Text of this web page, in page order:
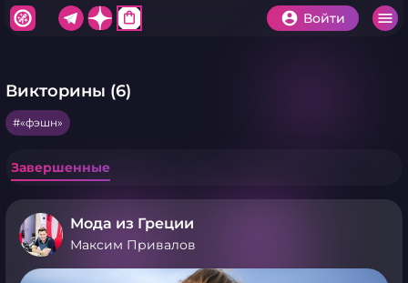
shopping_bag Войти
Викторины (6)
«фэшн»
Завершенные
Мода из Греции
Максим Привалов